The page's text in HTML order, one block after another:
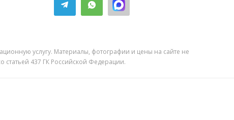
услугу. Материалы, фотографии и цены на сайте не
статьей 437 ГК Российской Федерации.